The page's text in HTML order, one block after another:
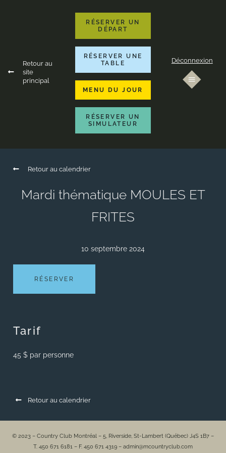
Retour au
site
principal
RÉSERVER UN
DÉPART
RÉSERVER UNE
TABLE
MENU DU JOUR
RÉSERVER UN
SIMULATEUR
Déconnexion
Retour au calendrier
Mardi thématique MOULES ET
FRITES
10 septembre 2024
RÉSERVER
Tarif
45 $ par personne
Retour au calendrier
© 2023 – Country Club Montréal – 5, Riverside, St-Lambert (Québec) J4S 1B7 –
T. 450 671 6181 – F. 450 671 4319 – admin@mcountryclub.com